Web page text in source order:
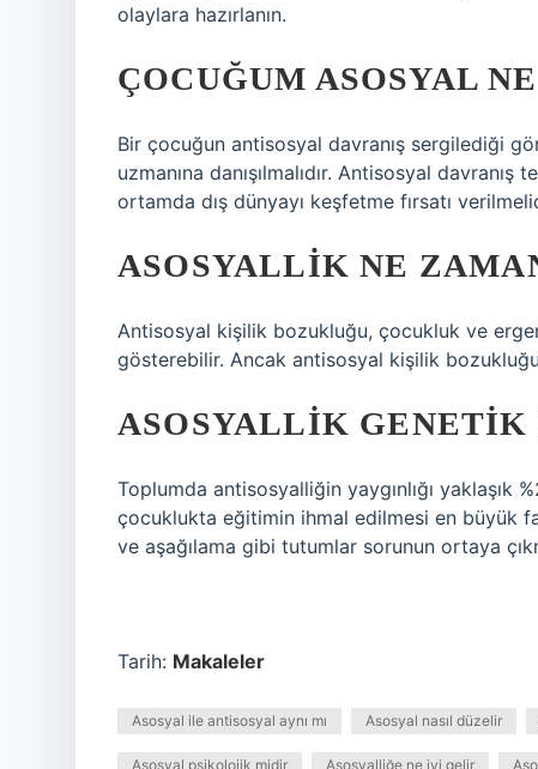
olaylara hazırlanın.
ÇOCUĞUM ASOSYAL
Bir çocuğun antisosyal davranış sergilediği
uzmanına danışılmalıdır. Antisosyal
ortamda dış dünyayı keşfetme fırsatı
ASOSYALLIK NE
Antisosyal kişilik bozukluğu, çocukluk ve
gösterebilir. Ancak antisosyal kişilik
ASOSYALLIK GENETIK
Toplumda antisosyalliğin yaygınlığı yaklaşık
çocuklukta eğitimin ihmal edilmesi en büyük
ve aşağılama gibi tutumlar sorunun ortaya
Tarih: Makaleler
Asosyal ile antisosyal aynı mı Asosyal nasıl düzelir
Asosyal psikolojik midir Asosyalliğe ne iyi gelir